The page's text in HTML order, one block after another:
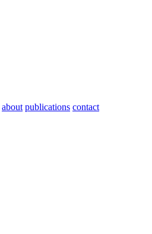
about publications contact